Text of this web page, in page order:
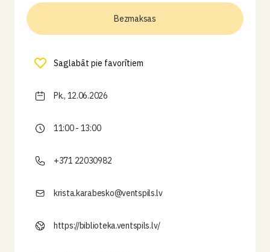
Bezmaksas
Saglabāt pie favorītiem
Pk., 12.06.2026
11:00 - 13:00
+371 22030982
krista.karabesko@ventspils.lv
https://biblioteka.ventspils.lv/